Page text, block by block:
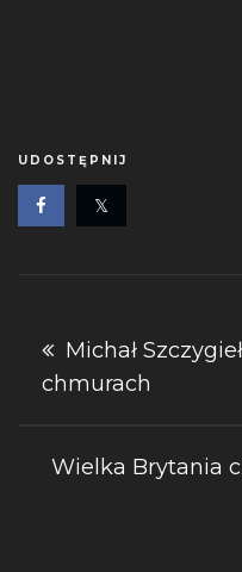
UDOSTĘPNIJ
Nawigacja
wpisu
Michał
chmurach
Wielka Brytania